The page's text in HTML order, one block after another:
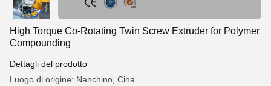
High Torque Co-Rotating Twin Screw Extruder for Polymer
Compounding
Dettagli del prodotto
Luogo di origine: Nanchino, Cina